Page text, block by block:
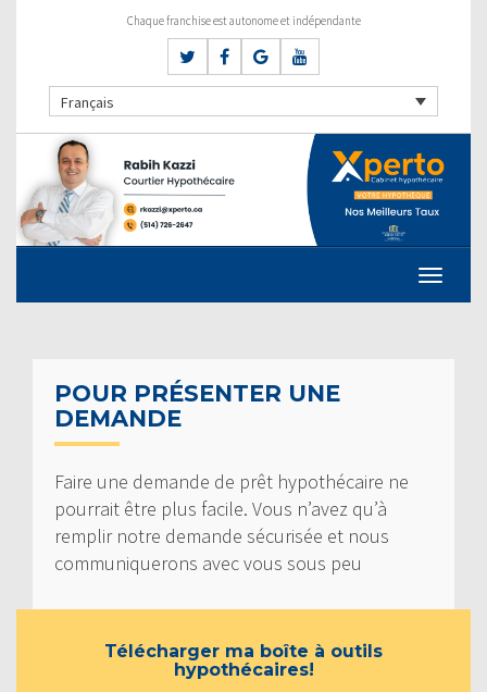
Chaque franchise est autonome et indépendante
Français
POUR PRÉSENTER UNE
DEMANDE
Faire une demande de prêt hypothécaire ne
pourrait être plus facile. Vous n’avez qu’à
remplir notre demande sécurisée et nous
communiquerons avec vous sous peu
Télécharger ma boîte à outils
hypothécaires!